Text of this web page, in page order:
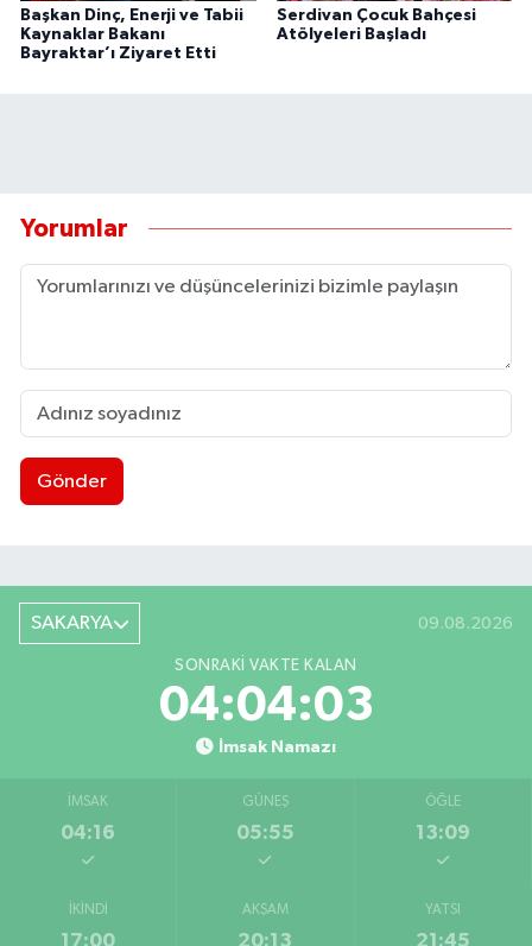
Başkan Dinç, Enerji ve Tabii
Kaynaklar Bakanı
Bayraktar’ı Ziyaret Etti
Serdivan Çocuk Bahçesi
Atölyeleri Başladı
Yorumlar
Gönder
SAKARYA 09.08.2026
SONRAKI VAKTE KALAN
04:04:02
İmsak Namazı
İMSAK
04:16
GÜNEŞ
05:55
ÖĞLE
13:09
İKINDI
17:00
AKŞAM
20:13
YATSI
21:45